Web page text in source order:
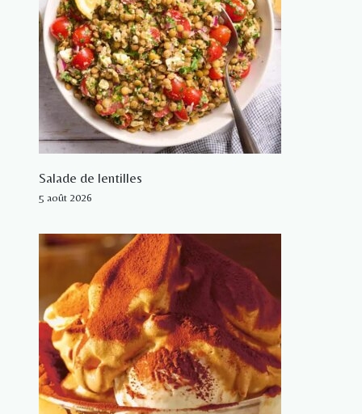
Salade de lentilles
5 août 2026